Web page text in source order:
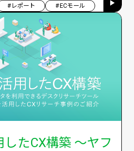
#レポート #ECモール
たCX構築 ～ヤフ